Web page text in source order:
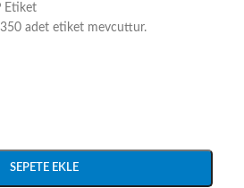
Etiket
350 adet etiket mevcuttur.
SEPETE EKLE